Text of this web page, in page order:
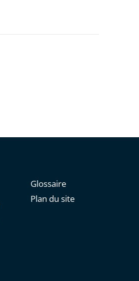
Glossaire
Plan du site